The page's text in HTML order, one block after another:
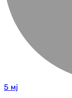
5 мј